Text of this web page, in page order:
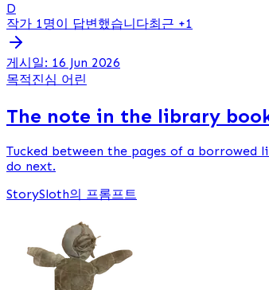
D
작가 1명이 답변했습니다최근 +1
게시일: 16 Jun 2026
목적진심 어린
The note in the library
Tucked between the pages of a
do next.
StorySloth의 프롬프트